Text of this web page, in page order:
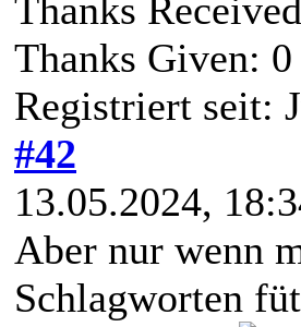
Thanks
Thanks Given: 0
Registriert seit:
#42
13.05.2024,
Aber nur wenn
Schlagworten